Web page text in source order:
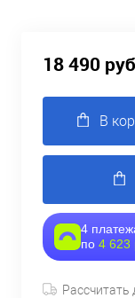
18 490
В
4
по 4 623
Рассчитать